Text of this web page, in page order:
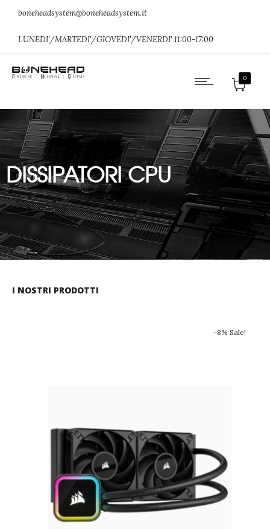
boneheadsystem@boneheadsystem.it
LUNEDI'/MARTEDI'/GIOVEDI'/VENERDI' 11:00-17:00
0
DISSIPATORI CPU
Home»DISSIPAZIONE»DISSIPATORI CPU
I NOSTRI PRODOTTI
-8% Sale!